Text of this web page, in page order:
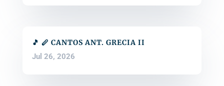
🎵 🪈 CANTOS ANT. GRECIA II
Jul 26, 2026